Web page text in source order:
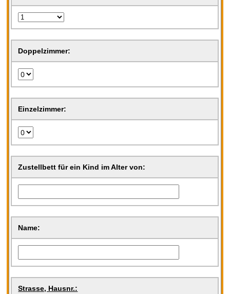
Doppelzimmer:
Einzelzimmer:
Zustellbett für ein Kind im Alter von:
Name:
Strasse, Hausnr.: